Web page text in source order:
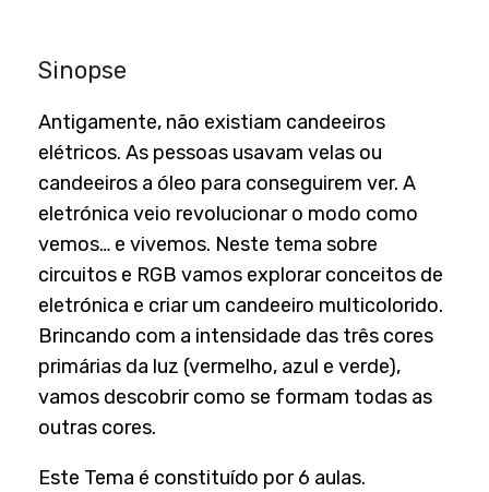
Sinopse
Antigamente, não existiam candeeiros
elétricos. As pessoas usavam velas ou
candeeiros a óleo para conseguirem ver. A
eletrónica veio revolucionar o modo como
vemos… e vivemos. Neste tema sobre
circuitos e RGB vamos explorar conceitos de
eletrónica e criar um candeeiro multicolorido.
Brincando com a intensidade das três cores
primárias da luz (vermelho, azul e verde),
vamos descobrir como se formam todas as
outras cores.
Este Tema é constituído por 6 aulas.